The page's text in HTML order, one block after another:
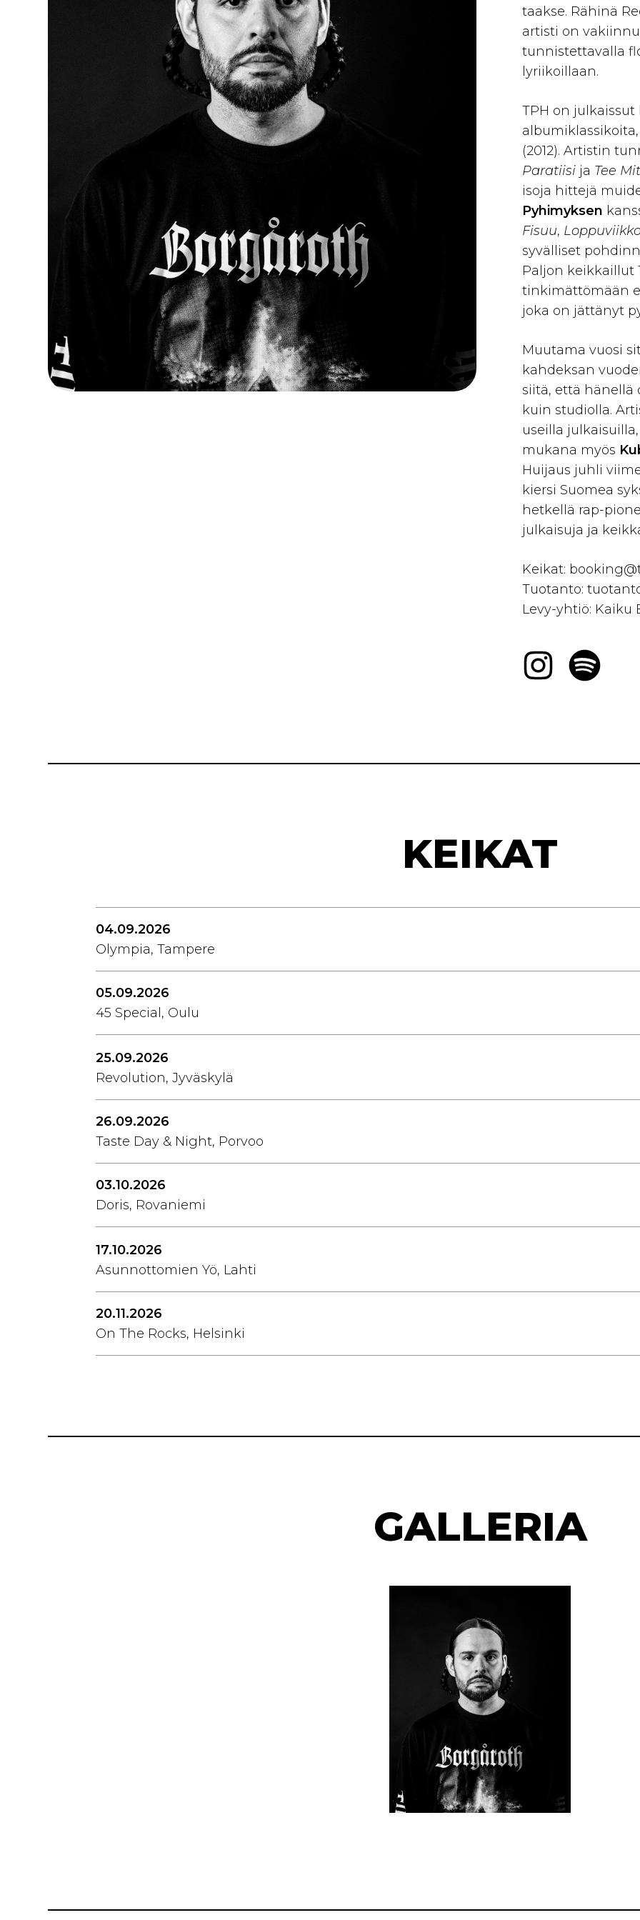
taakse. Rähinä
artisti on
tunnistettavalla
lyriikoillaan.
TPH on
(2012). Artistin
Paratiisi ja Tee
isoja hittejä
Pyhimyksen
Fisuu,
syvälliset
Paljon keikkaillut
tinkimättömään
joka on jättänyt
Muutama vuosi
kahdeksan
siitä, että hänellä
kuin studiolla.
useilla
mukana myös
Huijaus juhli
kiersi Suomea
hetkellä rap-
julkaisuja ja
Keikat:
Tuotanto:
Levy-yhtiö: Kaiku
KEIKAT
04.09.2026
Olympia, Tampere
05.09.2026
45 Special, Oulu
25.09.2026
Revolution, Jyväskylä
26.09.2026
Taste Day & Night, Porvoo
03.10.2026
Doris, Rovaniemi
17.10.2026
Asunnottomien Yö, Lahti
20.11.2026
On The Rocks, Helsinki
GALLERIA